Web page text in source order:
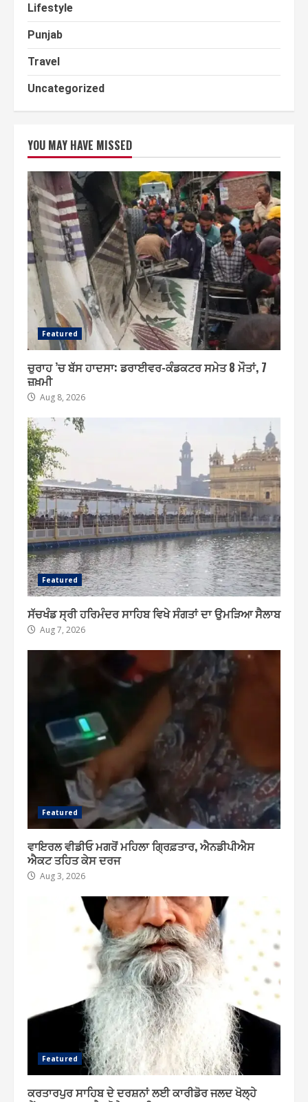
Lifestyle
Punjab
Travel
Uncategorized
YOU MAY HAVE MISSED
Featured
ਚੁਰਾਹ ’ਚ ਬੱਸ ਹਾਦਸਾ: ਡਰਾਈਵਰ-ਕੰਡਕਟਰ ਸਮੇਤ 8 ਮੌਤਾਂ, 7
ਜ਼ਖ਼ਮੀ
Aug 8, 2026
Featured
ਸੱਚਖੰਡ ਸ੍ਰੀ ਹਰਿਮੰਦਰ ਸਾਹਿਬ ਵਿਖੇ ਸੰਗਤਾਂ ਦਾ ਉਮੜਿਆ ਸੈਲਾਬ
Aug 7, 2026
Featured
ਵਾਇਰਲ ਵੀਡੀਓ ਮਗਰੋਂ ਮਹਿਲਾ ਗ੍ਰਿਫ਼ਤਾਰ, ਐਨਡੀਪੀਐਸ
ਐਕਟ ਤਹਿਤ ਕੇਸ ਦਰਜ
Aug 3, 2026
Featured
ਕਰਤਾਰਪੁਰ ਸਾਹਿਬ ਦੇ ਦਰਸ਼ਨਾਂ ਲਈ ਕਾਰੀਡੋਰ ਜਲਦ ਖੋਲ੍ਹੇ